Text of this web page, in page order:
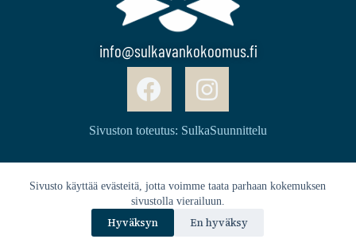
Sivusto käyttää evästeitä, jotta voimme taata parhaan kokemuksen
sivustolla vierailuun.
Hyväksyn En hyväksy
info@sulkavankokoomus.fi
Sivuston toteutus: SulkaSuunnittelu
Copyright © 2026 Sulkavan Kokoomus ry